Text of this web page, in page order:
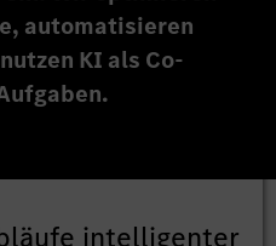
automatisieren
KI als Co-
intelligenter